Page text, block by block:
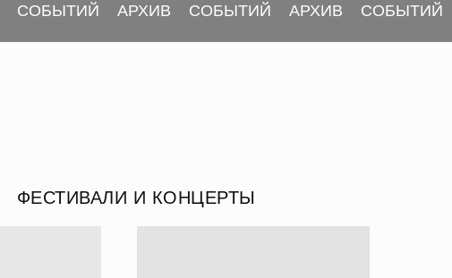
СОБЫТИЙ АРХИВ СОБЫТИЙ АРХИВ СОБЫТИЙ
ФЕСТИВАЛИ И КОНЦЕРТЫ